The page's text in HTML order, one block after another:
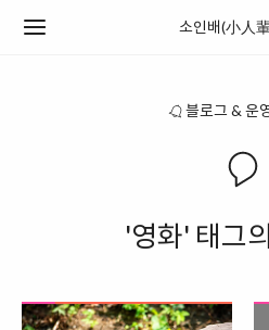
소인배(小人
블로그 & 운
'영화' 태그